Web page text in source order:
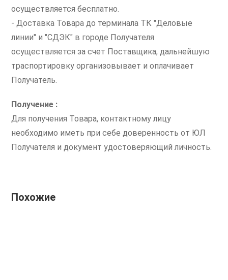
осуществляется бесплатно.
- Доставка Товара до терминала ТК "Деловые
линии" и "СДЭК" в городе Получателя
осуществляется за счет Поставщика, дальнейшую
траспортировку организовывает и оплачивает
Получатель.
Получение :
Для получения Товара, контактному лицу
необходимо иметь при себе доверенность от ЮЛ
Получателя и документ удостоверяющий личность.
Похожие